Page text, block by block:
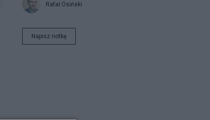
Rafał Osiński
Napisz notkę